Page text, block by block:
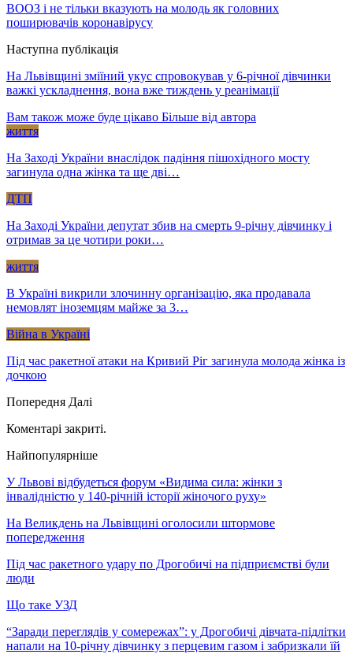
ВООЗ і не тільки вказують на молодь як головних
поширювачів коронавірусу
Наступна публікація
На Львівщині зміїний укус спровокував у 6-річної дівчинки
важкі ускладнення, вона вже тиждень у реанімації
Вам також може буде цікаво Більше від автора
життя
На Заході України внаслідок падіння пішохідного мосту
загинула одна жінка та ще дві…
ДТП
На Заході України депутат збив на смерть 9-річну дівчинку і
отримав за це чотири роки…
життя
В Україні викрили злочинну організацію, яка продавала
немовлят іноземцям майже за 3…
Війна в Україні
Під час ракетної атаки на Кривий Ріг загинула молода жінка із
дочкою
Попередня Далі
Коментарі закриті.
Найпопулярніше
У Львові відбудеться форум «Видима сила: жінки з
інвалідністю у 140-річній історії жіночого руху»
На Великдень на Львівщині оголосили штормове
попередження
Під час ракетного удару по Дрогобичі на підприємстві були
люди
Що таке УЗД
“Заради переглядів у сомережах”: у Дрогобичі дівчата-підлітки
напали на 10-річну дівчинку з перцевим газом і забризкали їй